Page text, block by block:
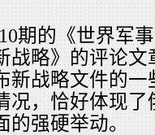
期的《世界军
战略》的评论
新战略文件的
况，恰好体现
的强硬举动。